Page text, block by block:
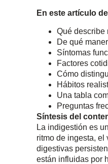
En este artículo
Qué describe
De qué
Síntomas
Factores
Cómo
Hábitos
Una tabla
Preguntas
Síntesis del
La indigestión es
ritmo de ingesta,
digestivas
están influidas por